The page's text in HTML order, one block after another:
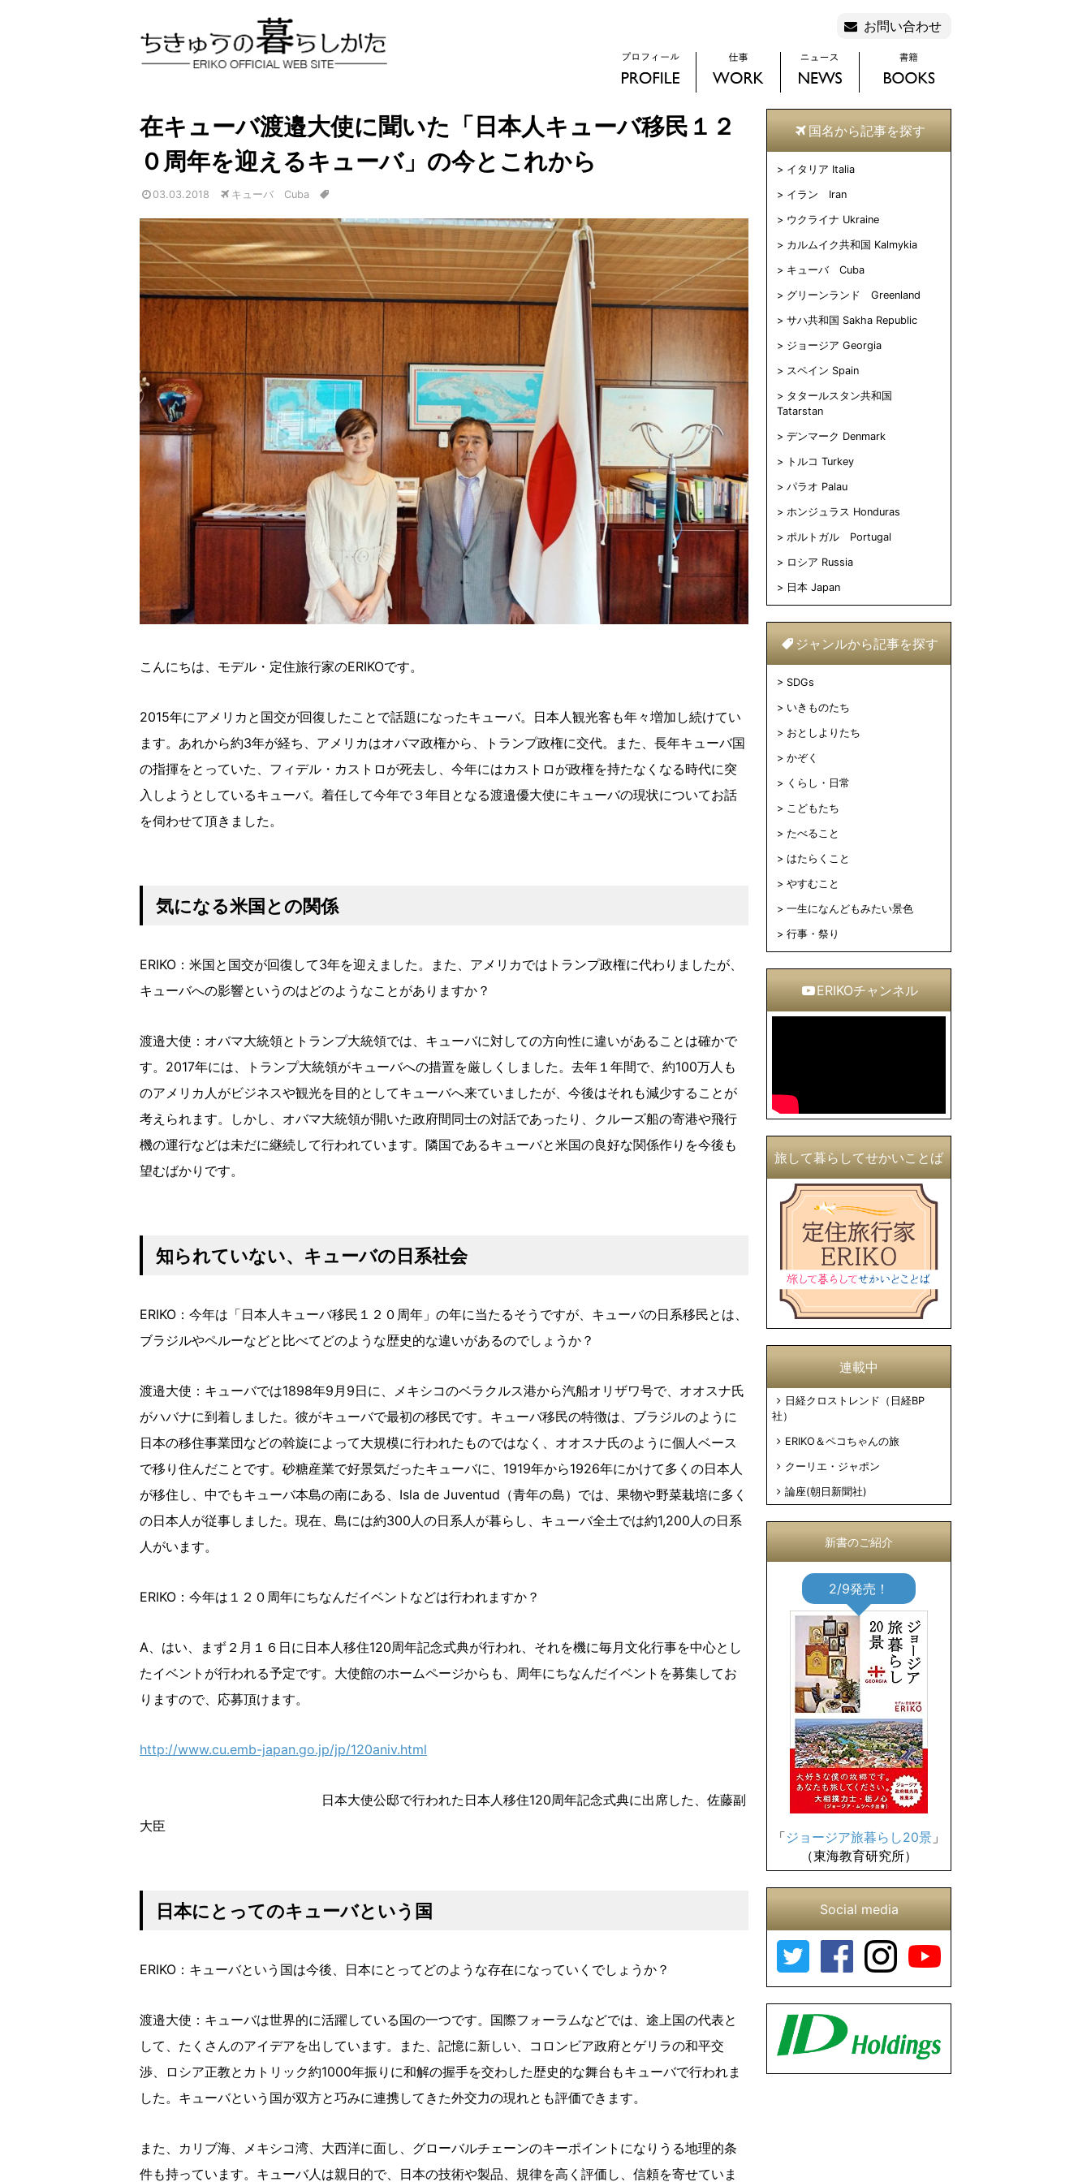
お問い合わせ
在キューバ渡邉大使に聞いた「日本人キューバ移民１２
０周年を迎えるキューバ」の今とこれから
03.03.2018 キューバ Cuba
こんにちは、モデル・定住旅行家のERIKOです。
2015年にアメリカと国交が回復したことで話題になったキューバ。日本人観光客も年々増加し続けてい
ます。あれから約3年が経ち、アメリカはオバマ政権から、トランプ政権に交代。また、長年キューバ国
の指揮をとっていた、フィデル・カストロが死去し、今年にはカストロが政権を持たなくなる時代に突
入しようとしているキューバ。着任して今年で３年目となる渡邉優大使にキューバの現状についてお話
を伺わせて頂きました。
気になる米国との関係
ERIKO：米国と国交が回復して3年を迎えました。また、アメリカではトランプ政権に代わりましたが、
キューバへの影響というのはどのようなことがありますか？
渡邉大使：オバマ大統領とトランプ大統領では、キューバに対しての方向性に違いがあることは確かで
す。2017年には、トランプ大統領がキューバへの措置を厳しくしました。去年１年間で、約100万人も
のアメリカ人がビジネスや観光を目的としてキューバへ来ていましたが、今後はそれも減少することが
考えられます。しかし、オバマ大統領が開いた政府間同士の対話であったり、クルーズ船の寄港や飛行
機の運行などは未だに継続して行われています。隣国であるキューバと米国の良好な関係作りを今後も
望むばかりです。
知られていない、キューバの日系社会
ERIKO：今年は「日本人キューバ移民１２０周年」の年に当たるそうですが、キューバの日系移民とは、
ブラジルやペルーなどと比べてどのような歴史的な違いがあるのでしょうか？
渡邉大使：キューバでは1898年9月9日に、メキシコのベラクルス港から汽船オリザワ号で、オオスナ氏
がハバナに到着しました。彼がキューバで最初の移民です。キューバ移民の特徴は、ブラジルのように
日本の移住事業団などの斡旋によって大規模に行われたものではなく、オオスナ氏のように個人ベース
で移り住んだことです。砂糖産業で好景気だったキューバに、1919年から1926年にかけて多くの日本人
が移住し、中でもキューバ本島の南にある、Isla de Juventud（青年の島）では、果物や野菜栽培に多く
の日本人が従事しました。現在、島には約300人の日系人が暮らし、キューバ全土では約1,200人の日系
人がいます。
ERIKO：今年は１２０周年にちなんだイベントなどは行われますか？
A、はい、まず２月１６日に日本人移住120周年記念式典が行われ、それを機に毎月文化行事を中心とし
たイベントが行われる予定です。大使館のホームページからも、周年にちなんだイベントを募集してお
りますので、応募頂けます。
http://www.cu.emb-japan.go.jp/jp/120aniv.html
日本大使公邸で行われた日本人移住120周年記念式典に出席した、佐藤副
大臣
日本にとってのキューバという国
ERIKO：キューバという国は今後、日本にとってどのような存在になっていくでしょうか？
渡邉大使：キューバは世界的に活躍している国の一つです。国際フォーラムなどでは、途上国の代表と
して、たくさんのアイデアを出しています。また、記憶に新しい、コロンビア政府とゲリラの和平交
渉、ロシア正教とカトリック約1000年振りに和解の握手を交わした歴史的な舞台もキューバで行われま
した。キューバという国が双方と巧みに連携してきた外交力の現れとも評価できます。
また、カリブ海、メキシコ湾、大西洋に面し、グローバルチェーンのキーポイントになりうる地理的条
件も持っています。キューバ人は親日的で、日本の技術や製品、規律を高く評価し、信頼を寄せていま
国名から記事を探す
イタリア Italia
イラン Iran
ウクライナ Ukraine
カルムイク共和国 Kalmykia
キューバ Cuba
グリーンランド Greenland
サハ共和国 Sakha Republic
ジョージア Georgia
スペイン Spain
タタールスタン共和国
Tatarstan
デンマーク Denmark
トルコ Turkey
パラオ Palau
ホンジュラス Honduras
ポルトガル Portugal
ロシア Russia
日本 Japan
ジャンルから記事を探す
SDGs
いきものたち
おとしよりたち
かぞく
くらし・日常
こどもたち
たべること
はたらくこと
やすむこと
一生になんどもみたい景色
行事・祭り
ERIKOチャンネル
旅して暮らしてせかいことば
連載中
日経クロストレンド（日経BP
社）
ERIKO＆ペコちゃんの旅
クーリエ・ジャポン
論座(朝日新聞社)
新書のご紹介
2/9発売！
「 ジョージア旅暮らし20景 」
（東海教育研究所）
Social media